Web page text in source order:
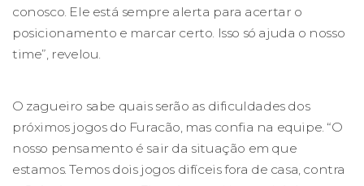
conosco. Ele está sempre alerta para acertar o
posicionamento e marcar certo. Isso só ajuda o nosso
time”, revelou.
O zagueiro sabe quais serão as dificuldades dos
próximos jogos do Furacão, mas confia na equipe. “O
nosso pensamento é sair da situação em que
estamos. Temos dois jogos difíceis fora de casa, contra